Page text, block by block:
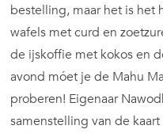
bestelling, maar het is het
wafels met curd en
de ijskoffie met kokos en
avond móet je de Mahu
proberen! Eigenaar
samenstelling van de